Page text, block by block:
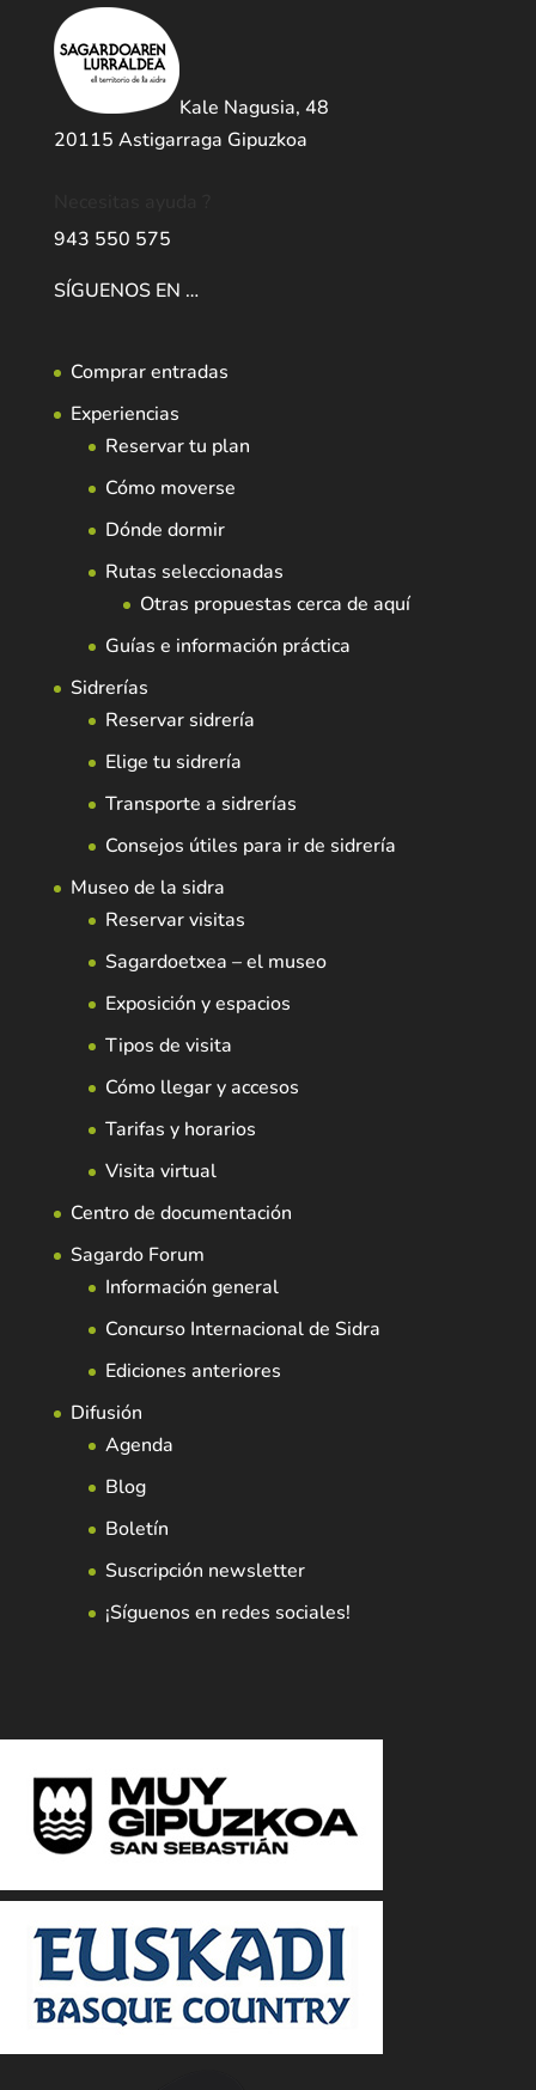
Kale Nagusia, 48
20115 Astigarraga Gipuzkoa
943 550 575
SÍGUENOS EN …
Comprar entradas
Experiencias
Reservar tu plan
Cómo moverse
Dónde dormir
Rutas seleccionadas
Otras propuestas cerca de aquí
Guías e información práctica
Sidrerías
Reservar sidrería
Elige tu sidrería
Transporte a sidrerías
Consejos útiles para ir de sidrería
Museo de la sidra
Reservar visitas
Sagardoetxea – el museo
Exposición y espacios
Tipos de visita
Cómo llegar y accesos
Tarifas y horarios
Visita virtual
Centro de documentación
Sagardo Forum
Información general
Concurso Internacional de Sidra
Ediciones anteriores
Difusión
Agenda
Blog
Boletín
Suscripción newsletter
¡Síguenos en redes sociales!